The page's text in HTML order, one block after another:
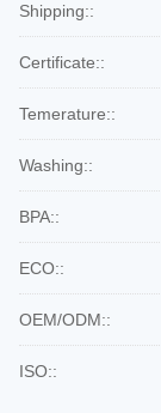
Shipping::
Certificate::
Temerature::
Washing::
BPA::
ECO::
OEM/ODM::
ISO::